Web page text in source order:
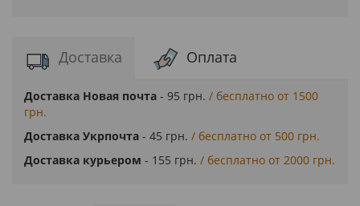
Доставка Оплата
Доставка Новая почта - 95 грн. / бесплатно от 1500
грн.
Доставка Укрпочта - 45 грн. / бесплатно от 500 грн.
Доставка курьером - 155 грн. / бесплатно от 2000 грн.